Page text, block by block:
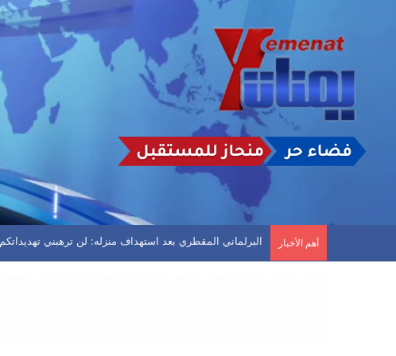
أهم الأخبار انفجارات عنيفة في مأرب وأعمدة دخان تتصاعد